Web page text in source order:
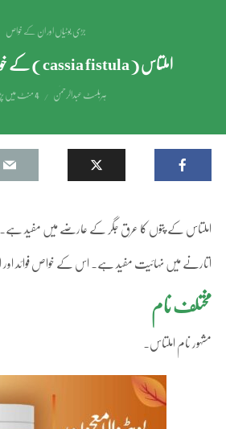
جڑی بوٹیاں اور ان کے خواص
املتاس ( cassia fistula ) کے خواص، فوائد اور استعمال
ہربلسٹ عبدالرحمٰن 4 منٹ میں پڑھیں
املتاس کے پتوں کا عرق جگر کے عارضے میں مفید ہے۔
اتارنے میں نہائیت مفید ہے۔ اس کے خواص فوائد اور
مختلف نام
مشہور نام املتاس۔